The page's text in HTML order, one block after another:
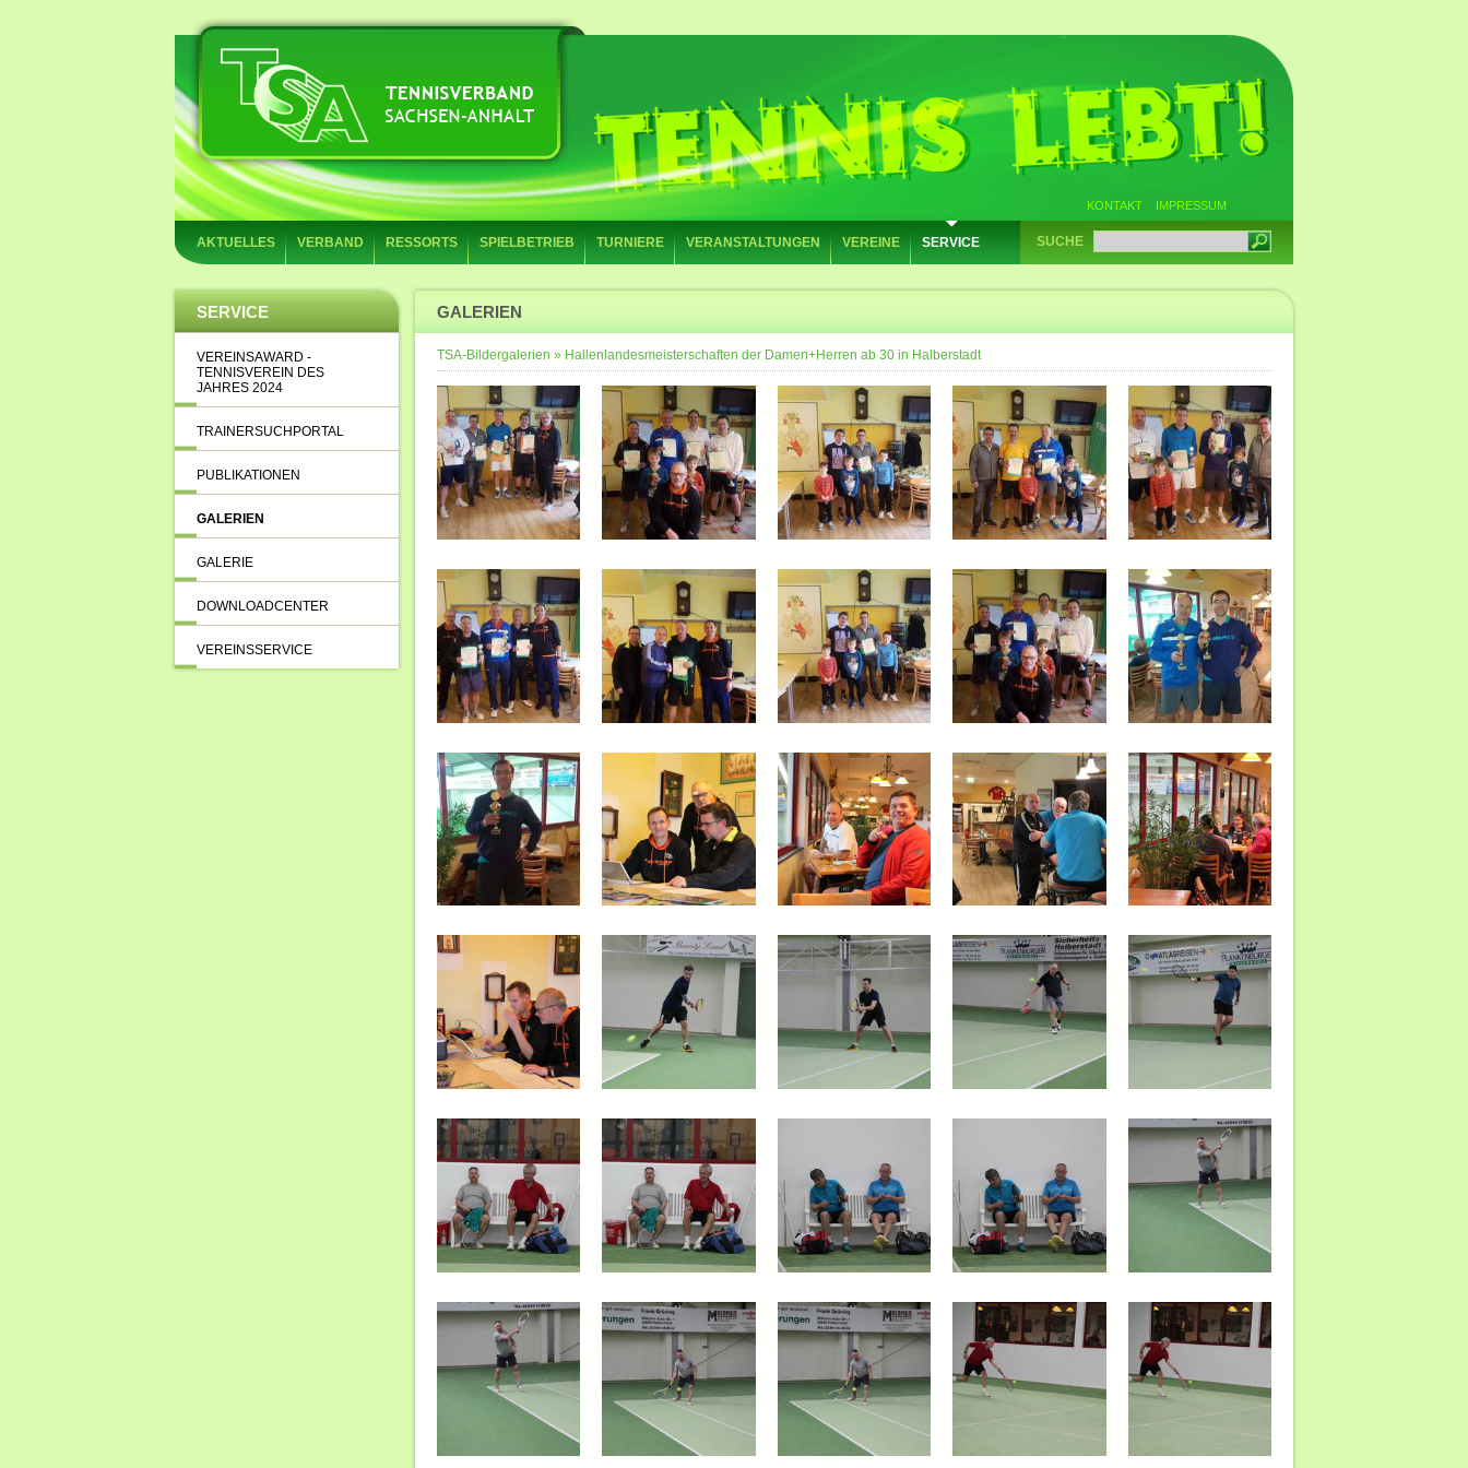
KONTAKT IMPRESSUM
AKTUELLES VERBAND RESSORTS SPIELBETRIEB TURNIERE VERANSTALTUNGEN VEREINE SERVICE SUCHE
SERVICE
VEREINSAWARD -
TENNISVEREIN DES
JAHRES 2024
TRAINERSUCHPORTAL
PUBLIKATIONEN
GALERIEN
GALERIE
DOWNLOADCENTER
VEREINSSERVICE
GALERIEN
TSA-Bildergalerien » Hallenlandesmeisterschaften der Damen+Herren ab 30 in Halberstadt